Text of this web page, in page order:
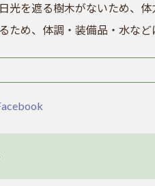
光を遮る樹木がないため、
ため、体調・装備品・水など